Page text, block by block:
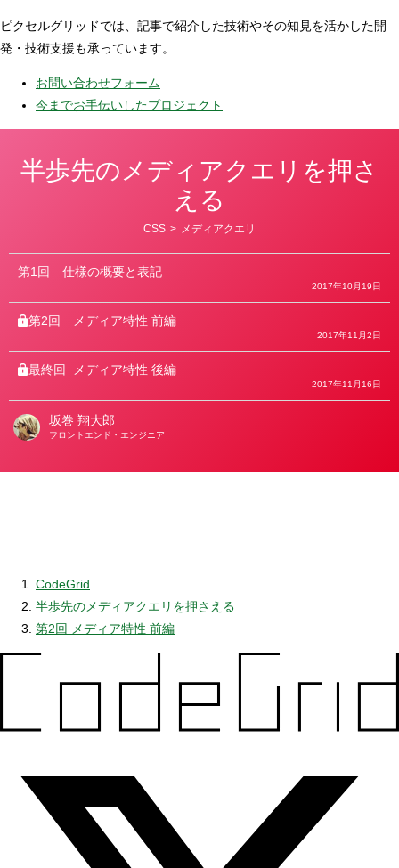
ピクセルグリッドでは、記事で紹介した技術やその知見を活かした開
発・技術支援も承っています。
お問い合わせフォーム
今までお手伝いしたプロジェクト
半歩先のメディアクエリを押さ
える
カ
ゴ
リ
ー
CSS > メディアクエリ
第1回 仕様の概要と表記
2017年10月19日
第2回 メディア特性 前編
2017年11月2日
最終回 メディア特性 後編
2017年11月16日
著
坂巻 翔大郎
フロントエンド・エンジニア
CodeGrid
半歩先のメディアクエリを押さえる
第2回 メディア特性 前編